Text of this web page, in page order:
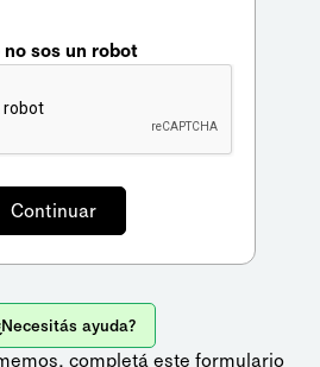
sos un robot
ayuda?
completá este formulario